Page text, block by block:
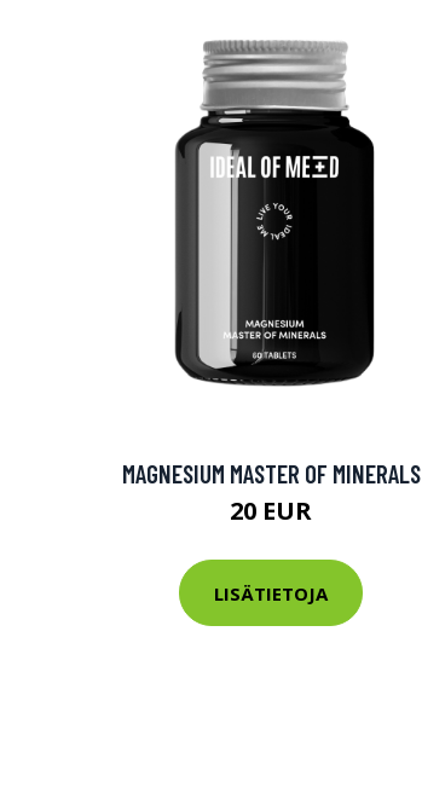
MAGNESIUM MASTER OF MINERALS
20 EUR
LISÄTIETOJA